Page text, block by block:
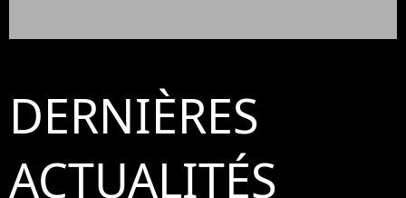
DERNIÈRES
ACTUALITÉS